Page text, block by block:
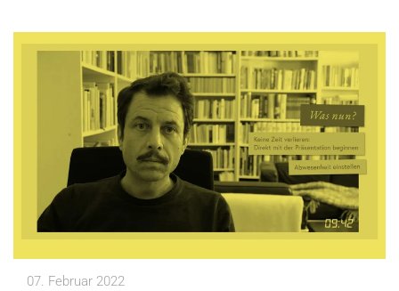
07. Februar 2022